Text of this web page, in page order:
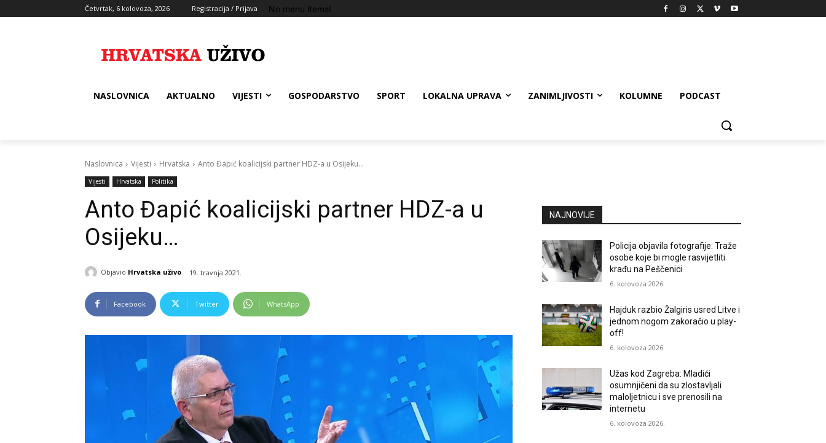
Četvrtak, 6 kolovoza, 2026 Registracija / Prijava No menu items!
NASLOVNICA AKTUALNO VIJESTI GOSPODARSTVO SPORT LOKALNA UPRAVA ZANIMLJIVOSTI KOLUMNE PODCAST
Naslovnica Vijesti Hrvatska Anto Đapić koalicijski partner HDZ-a u Osijeku...
Vijesti Hrvatska Politika
Anto Đapić koalicijski partner HDZ-a u
Osijeku…
Objavio Hrvatska uživo 19. travnja 2021.
Facebook Twitter WhatsApp
NAJNOVIJE
Policija objavila fotografije: Traže
osobe koje bi mogle rasvijetliti
krađu na Peščenici
6. kolovoza 2026.
Hajduk razbio Žalgiris usred Litve i
jednom nogom zakoračio u play-
off!
6. kolovoza 2026.
Užas kod Zagreba: Mladići
osumnjičeni da su zlostavljali
maloljetnicu i sve prenosili na
internetu
6. kolovoza 2026.